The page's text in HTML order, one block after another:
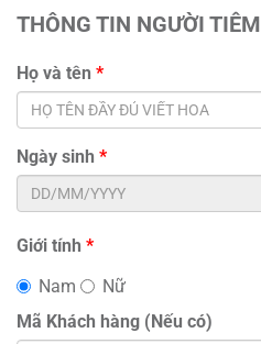
THÔNG TIN NGƯỜI TIÊM
Họ và tên *
Ngày sinh *
Giới tính *
Nam
Nữ
Mã Khách hàng (Nếu có)